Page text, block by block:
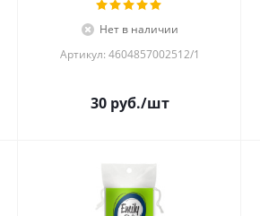
Нет в наличии
Артикул: 4604857002512/1
30руб./шт